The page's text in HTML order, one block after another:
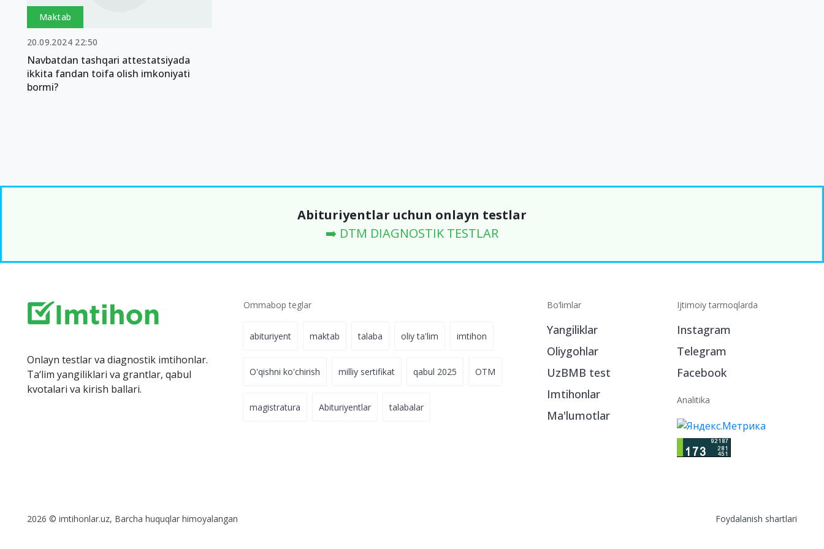
Maktab
20.09.2024 22:50
Navbatdan tashqari attestatsiyada
ikkita fandan toifa olish imkoniyati
bormi?
Abituriyentlar uchun onlayn testlar
➡️ DTM DIAGNOSTIK TESTLAR
Onlayn testlar va diagnostik imtihonlar.
Ta‘lim yangiliklari va grantlar, qabul
kvotalari va kirish ballari.
Ommabop teglar
abituriyent maktab talaba oliy ta'lim imtihon
O'qishni ko'chirish milliy sertifikat qabul 2025 OTM
magistratura Abituriyentlar talabalar
Bo‘limlar
Yangiliklar
Oliygohlar
UzBMB test
Imtihonlar
Ma'lumotlar
Ijtimoiy tarmoqlarda
Instagram
Telegram
Facebook
Analitika
2026 © imtihonlar.uz, Barcha huquqlar himoyalangan Foydalanish shartlari